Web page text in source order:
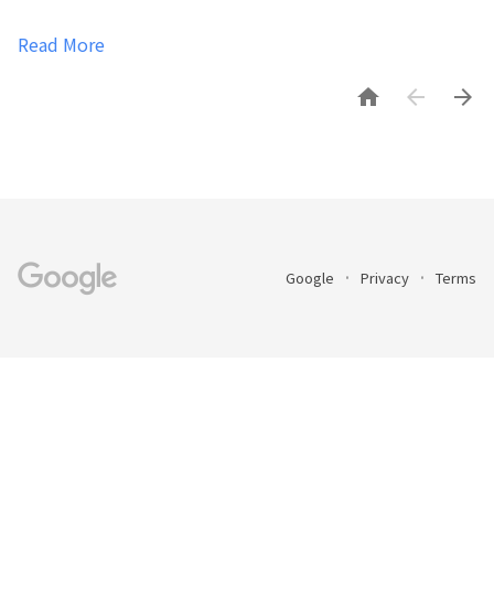
Read More

 
Google Privacy Terms